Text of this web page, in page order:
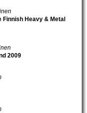
Finnish Heavy & Metal
2009